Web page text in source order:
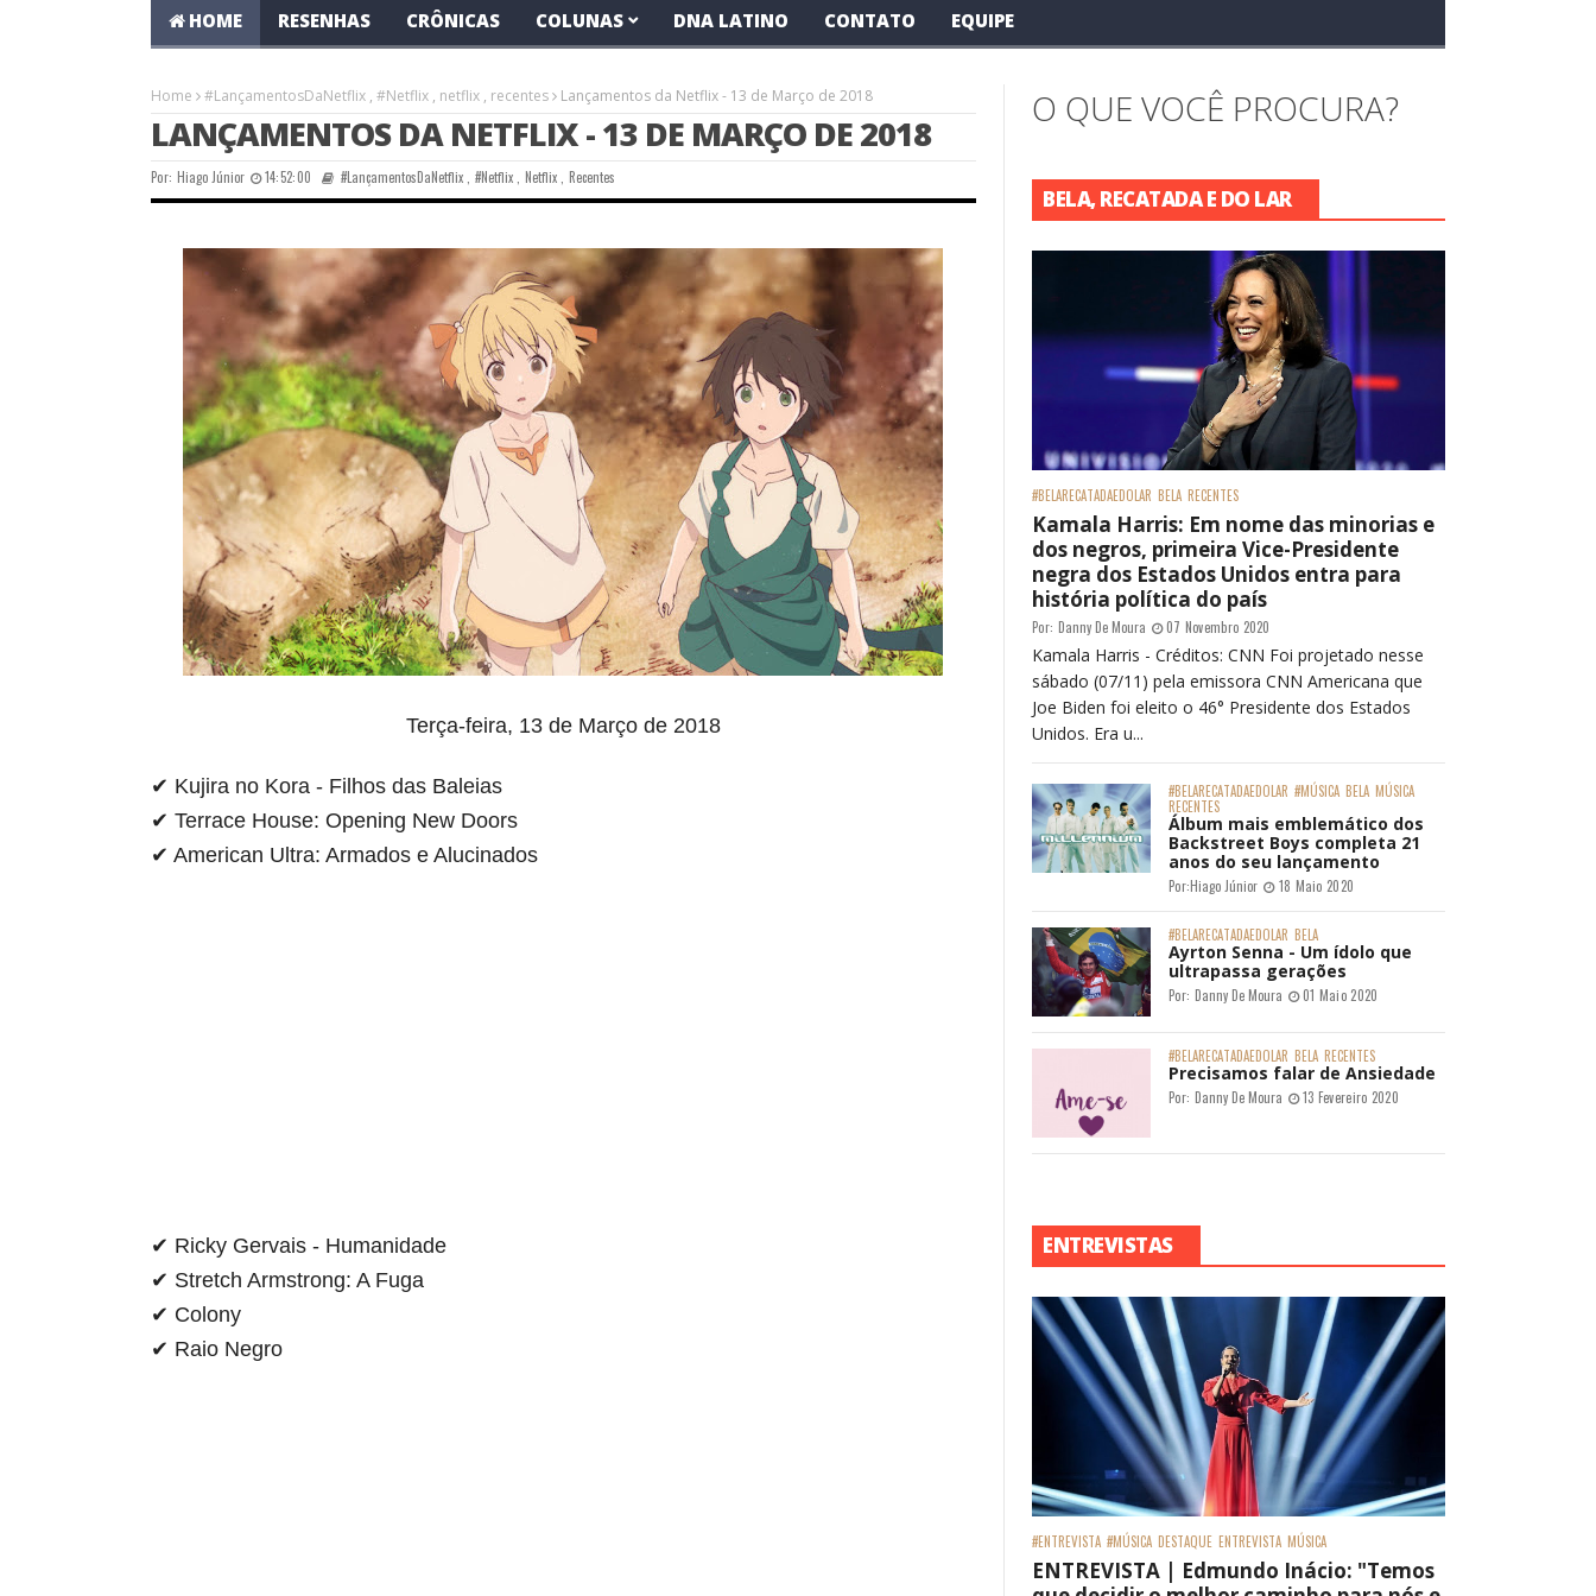
HOME RESENHAS CRÔNICAS COLUNAS DNA LATINO CONTATO EQUIPE
Home #LançamentosDaNetflix , #Netflix , netflix , recentes Lançamentos da Netflix - 13 de Março de 2018
LANÇAMENTOS DA NETFLIX - 13 DE MARÇO DE 2018
Por: Hiago Júnior 14:52:00 #LançamentosDaNetflix ,#Netflix Netflix, Recentes
Terça-feira, 13 de Março de 2018
✔ Kujira no Kora - Filhos das Baleias
✔ Terrace House: Opening New Doors
✔ American Ultra: Armados e Alucinados
✔ Ricky Gervais - Humanidade
✔ Stretch Armstrong: A Fuga
✔ Colony
✔ Raio Negro
O QUE VOCÊ PROCURA?
BELA, RECATADA E DO LAR
#BELARECATADAEDOLAR BELA RECENTES
Kamala Harris: Em nome das minorias e
dos negros, primeira Vice-Presidente
negra dos Estados Unidos entra para
história política do país
Por: Danny De Moura 07 Novembro 2020
Kamala Harris - Créditos: CNN Foi projetado nesse
sábado (07/11) pela emissora CNN Americana que
Joe Biden foi eleito o 46° Presidente dos Estados
Unidos. Era u...
#BELARECATADAEDOLAR #MÚSICA BELA MÚSICA
RECENTES
Álbum mais emblemático dos
Backstreet Boys completa 21
anos do seu lançamento
Por:Hiago Júnior 18 Maio 2020
#BELARECATADAEDOLAR BELA
Ayrton Senna - Um ídolo que
ultrapassa gerações
Por: Danny De Moura 01 Maio 2020
#BELARECATADAEDOLAR BELA RECENTES
Precisamos falar de Ansiedade
Por: Danny De Moura 13 Fevereiro 2020
ENTREVISTAS
#ENTREVISTA #MÚSICA DESTAQUE ENTREVISTA MÚSICA
ENTREVISTA | Edmundo Inácio: "Temos